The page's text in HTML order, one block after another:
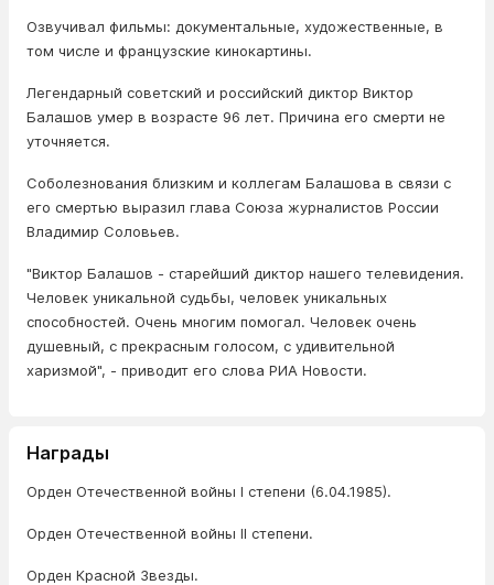
Озвучивал фильмы: документальные, художественные, в
том числе и французские кинокартины.
Легендарный советский и российский диктор Виктор
Балашов умер в возрасте 96 лет. Причина его смерти не
уточняется.
Соболезнования близким и коллегам Балашова в связи с
его смертью выразил глава Союза журналистов России
Владимир Соловьев.
"Виктор Балашов - старейший диктор нашего телевидения.
Человек уникальной судьбы, человек уникальных
способностей. Очень многим помогал. Человек очень
душевный, с прекрасным голосом, с удивительной
харизмой", - приводит его слова РИА Новости.
Награды
Орден Отечественной войны I степени (6.04.1985).
Орден Отечественной войны II степени.
Орден Красной Звезды.